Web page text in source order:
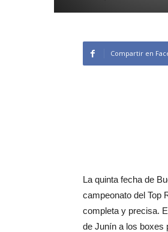
Compartir en
La quinta fecha de
campeonato del Top
completa y precisa.
de Junín a los boxes